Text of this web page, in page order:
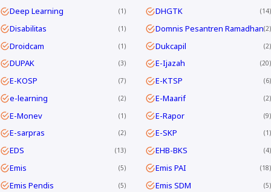
Deep Learning 1 DHGTK 14
Disabilitas 1 Domnis Pesantren Ramadhan 2
Droidcam 1 Dukcapil 2
DUPAK 3 E-Ijazah 20
E-KOSP 7 E-KTSP 6
e-learning 2 E-Maarif 2
E-Monev 1 E-Rapor 9
E-sarpras 2 E-SKP 1
EDS 13 EHB-BKS 4
Emis 5 Emis PAI 18
Emis Pendis 5 Emis SDM 5